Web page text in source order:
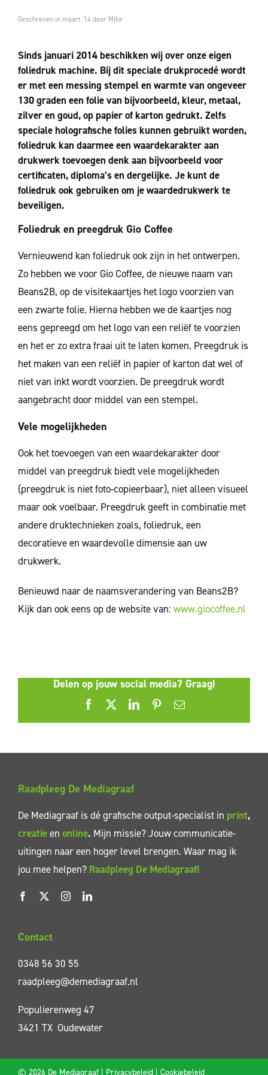
Geschreven in maart '14 door Mike
Sinds januari 2014 beschikken wij over onze eigen
foliedruk machine. Bij dit speciale drukprocedé wordt
er met een messing stempel en warmte van ongeveer
130 graden een folie van bijvoorbeeld, kleur, metaal,
zilver en goud, op papier of karton gedrukt. Zelfs
speciale holografische folies kunnen gebruikt worden,
foliedruk kan daarmee een waardekarakter aan
drukwerk toevoegen denk aan bijvoorbeeld voor
certificaten, diploma’s en dergelijke. Je kunt de
foliedruk ook gebruiken om je waardedrukwerk te
beveiligen.
Foliedruk en preegdruk Gio Coffee
Vernieuwend kan foliedruk ook zijn in het ontwerpen.
Zo hebben we voor Gio Coffee, de nieuwe naam van
Beans2B, op de visitekaartjes het logo voorzien van
een zwarte folie. Hierna hebben we de kaartjes nog
eens gepreegd om het logo van een reliëf te voorzien
en het er zo extra fraai uit te laten komen. Preegdruk is
het maken van een reliëf in papier of karton dat wel of
niet van inkt wordt voorzien. De preegdruk wordt
aangebracht door middel van een stempel.
Vele mogelijkheden
Ook het toevoegen van een waardekarakter door
middel van preegdruk biedt vele mogelijkheden
(preegdruk is niet foto-copieerbaar), niet alleen visueel
maar ook voelbaar. Preegdruk geeft in combinatie met
andere druktechnieken zoals, foliedruk, een
decoratieve en waardevolle dimensie aan uw
drukwerk.
Benieuwd naar de naamsverandering van Beans2B?
Kijk dan ook eens op de website van: www.giocoffee.nl
Delen op jouw social media? Graag!
Facebook LinkedInPinterest
E-
Raadpleeg De Mediagraaf
De Mediagraaf is dé grafische output-specialist in print,
creatieen online. Mijn missie? Jouw communicatie-
uitingen naar een hoger level brengen. Waar mag ik
jou mee helpen? Raadpleeg De Mediagraaf!
Contact
0348 56 30 55
raadpleeg@demediagraaf.nl
Populierenweg 47
3421 TX Oudewater
© 2026 De Mediagraaf | Privacybeleid| Cookiebeleid